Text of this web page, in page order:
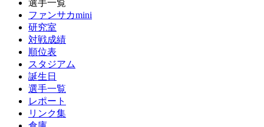
選手一覧
ファンサカmini
研究室
対戦成績
順位表
スタジアム
誕生日
選手一覧
レポート
リンク集